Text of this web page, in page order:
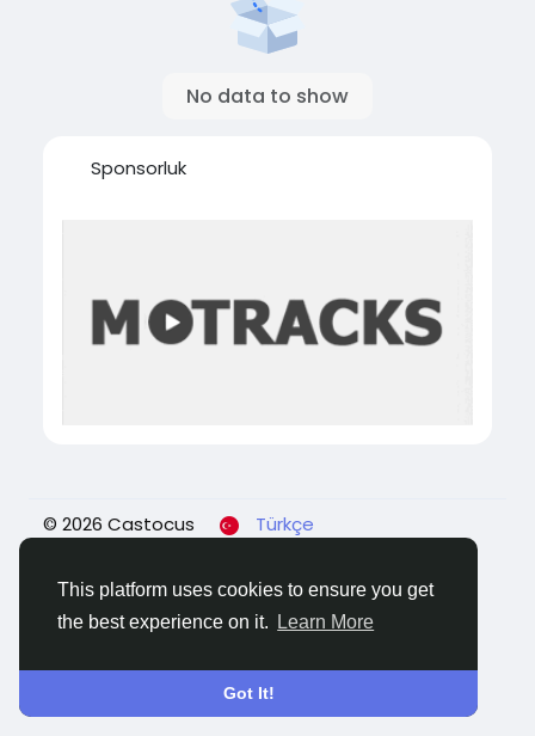
This platform uses cookies to ensure you get
the best experience on it.
Learn More
Got It!
No data to show
Sponsorluk
© 2026 Castocus
Türkçe